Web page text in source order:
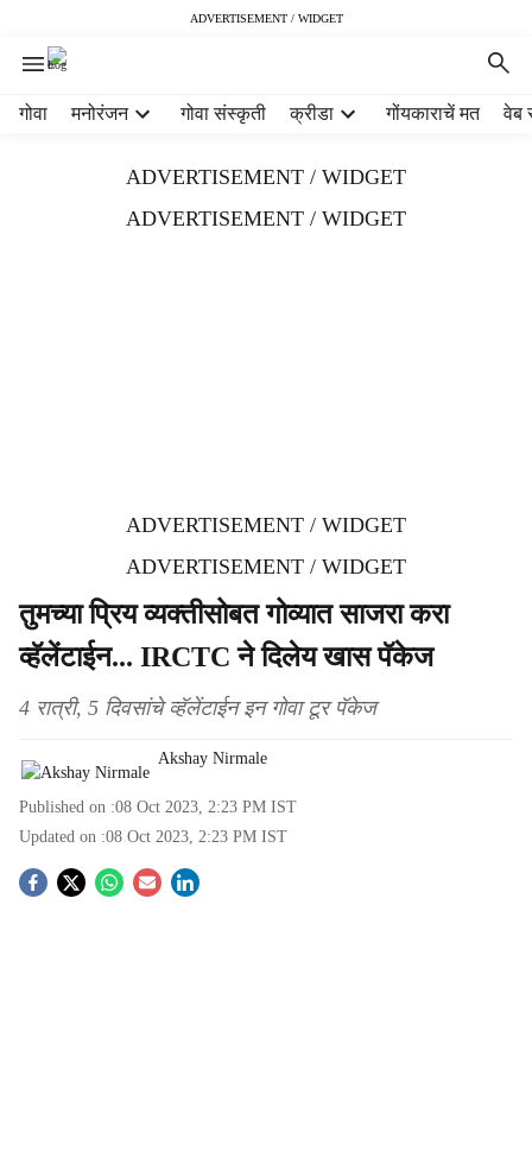
ADVERTISEMENT / WIDGET
गोवा मनोरंजन गोवा संस्कृती क्रीडा गोंयकाराचें मत वेब
ADVERTISEMENT / WIDGET
ADVERTISEMENT / WIDGET
ADVERTISEMENT / WIDGET
ADVERTISEMENT / WIDGET
तुमच्या प्रिय व्यक्तीसोबत गोव्यात साजरा करा
व्हॅलेंटाईन... IRCTC ने दिलेय खास पॅकेज
4 रात्री, 5 दिवसांचे व्हॅलेंटाईन इन गोवा टूर पॅकेज
Akshay Nirmale
Published on :08 Oct 2023, 2:23 PM IST
Updated on :08 Oct 2023, 2:23 PM IST
S